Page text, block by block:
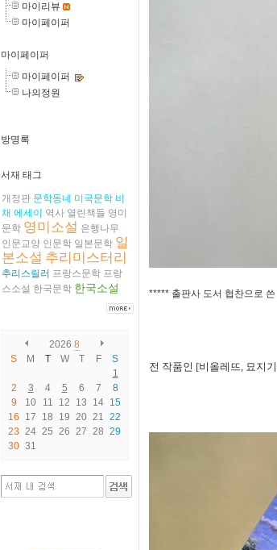
마이리뷰
마이페이퍼
마이페이퍼
마이페이퍼
나의정원
방명록
서재 태그
개정판 문학동네 미국문학 비
채 에세이 역사 열린책들 영미
문학 영미소설 은행나무
인문교양 인문학 일본문학 일
본소설 추리미스터리
추리스릴러 프랑스문학 프랑
스소설 한국문학 한국소설
2026 8
S
M T W T F
S
1
2
3 4 5 6 7
8
9
10 11 12 13 14 15
16
17 18 19 20 21 22
23 24 25 26 27 28 29
30 31
***** 출판사 도서 협찬으로
전 작품인 [비올레뜨, 묘지